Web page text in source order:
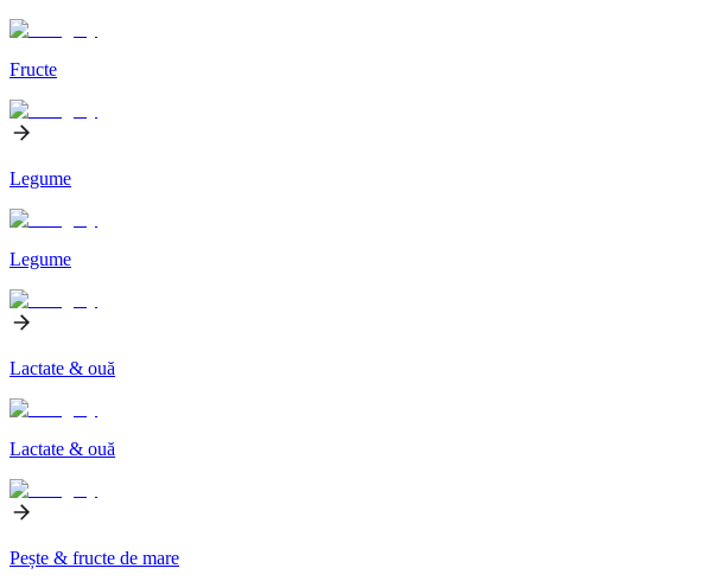
Fructe
Legume
Legume
Lactate & ouă
Lactate & ouă
Pește & fructe de mare